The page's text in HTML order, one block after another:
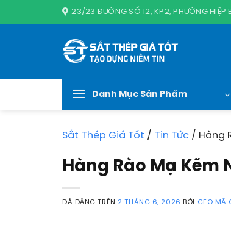
đến
23/23 ĐƯỜNG SỐ 12, KP2, PHƯỜNG HIỆP
Danh Mục Sản Phẩm
Sắt Thép Giá Tốt / Tin Tức / Hàng
Hàng Rào Mạ Kẽm
ĐÃ ĐĂNG TRÊN 2 THÁNG 6, 2026 BỞI CEO MÃ